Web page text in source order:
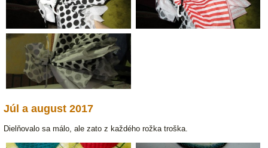
Júl a august 2017
Dielňovalo sa málo, ale zato z každého rožka troška.